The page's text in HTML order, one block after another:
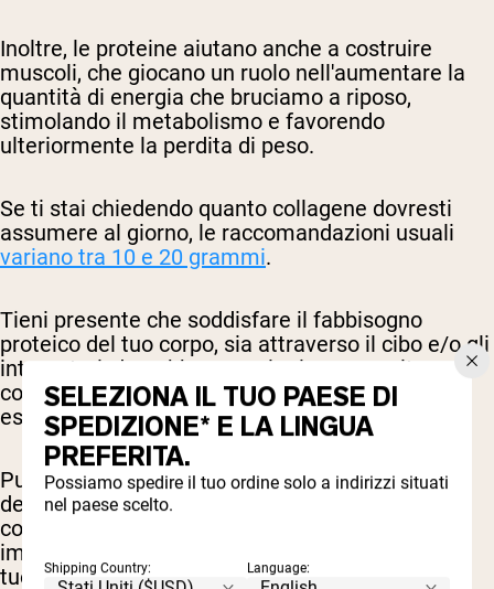
Inoltre, le proteine aiutano anche a costruire
muscoli, che giocano un ruolo nell'aumentare la
quantità di energia che bruciamo a riposo,
stimolando il metabolismo e favorendo
ulteriormente la perdita di peso.
Se ti stai chiedendo quanto collagene dovresti
assumere al giorno, le raccomandazioni usuali
variano tra 10 e 20 grammi.
Tieni presente che soddisfare il fabbisogno
proteico del tuo corpo, sia attraverso il cibo e/o gli
integratori, dovrebbe avvenire in concomitanza
con una dieta equilibrata che soddisfi le tue
esigenze individuali di energia e nutrizione.
Può essere utile lavorare con un professionista
della nutrizione, come un dietista registrato, per
comprendere le tue esigenze specifiche e
imparare modi personalizzati per raggiungere i
tuoi obiettivi.
SELEZIONA IL TUO PAESE DI
SPEDIZIONE* E LA LINGUA
PREFERITA.
Possiamo spedire il tuo ordine solo a indirizzi situati
nel paese scelto.
Shipping Country: Language: